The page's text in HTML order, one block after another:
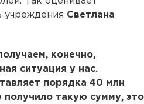
учреждения Светлана
конечно,
ситуация у нас.
порядка 40 млн
такую сумму, это